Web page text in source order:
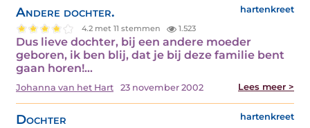
Andere dochter. hartenkreet
4.2 met 11 stemmen 1.523
Dus lieve dochter, bij een andere moeder
geboren, ik ben blij, dat je bij deze familie bent
gaan horen!…
Johanna van het Hart 23 november 2002 Lees meer >
Dochter hartenkreet